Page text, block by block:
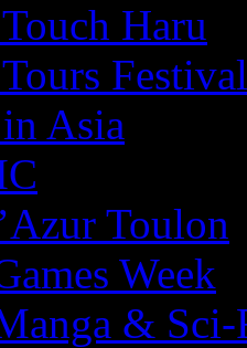
Haru
Festival
Asia
Toulon
Week
&